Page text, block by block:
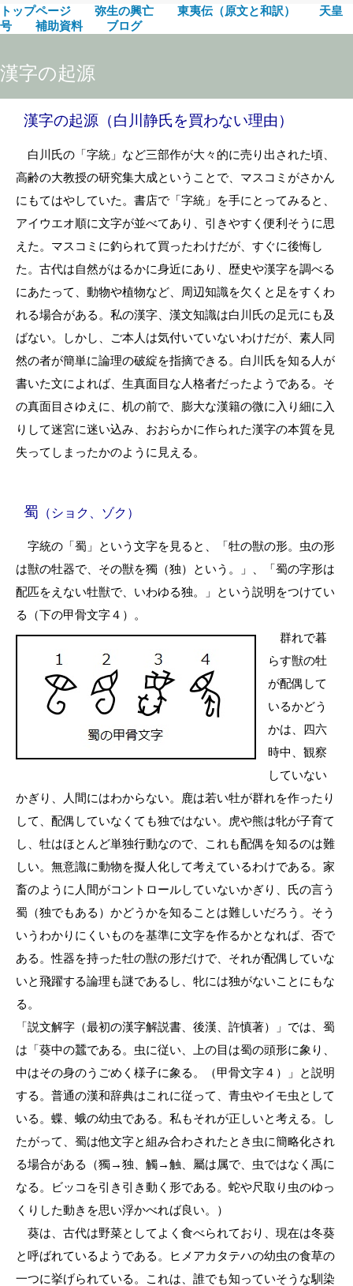
トップページ 弥生の興亡 東夷伝（原文と和訳）
天皇
号
補助資料 ブログ
漢字の起源
漢字の起源（白川静氏を買わない理由）
白川氏の「字統」など三部作が大々的に売り出された頃、
高齢の大教授の研究集大成ということで、マスコミがさかん
にもてはやしていた。書店で「字統」を手にとってみると、
アイウエオ順に文字が並べてあり、引きやすく便利そうに思
えた。マスコミに釣られて買ったわけだが、すぐに後悔し
た。古代は自然がはるかに身近にあり、歴史や漢字を調べる
にあたって、動物や植物など、周辺知識を欠くと足をすくわ
れる場合がある。私の漢字、漢文知識は白川氏の足元にも及
ばない。しかし、ご本人は気付いていないわけだが、素人同
然の者が簡単に論理の破綻を指摘できる。白川氏を知る人が
書いた文によれば、生真面目な人格者だったようである。そ
の真面目さゆえに、机の前で、膨大な漢籍の微に入り細に入
りして迷宮に迷い込み、おおらかに作られた漢字の本質を見
失ってしまったかのように見える。
蜀 （ショク、ゾク）
字統の「蜀」という文字を見ると、「牡の獣の形。虫の形
は獣の牡器で、その獣を獨（独）という。」、「蜀の字形は
配匹をえない牡獣で、いわゆる独。」という説明をつけてい
る（下の甲骨文字４）。
群れで暮
らす獣の牡
が配偶して
いるかどう
かは、四六
時中、観察
していない
かぎり、人間にはわからない。鹿は若い牡が群れを作ったり
して、配偶していなくても独ではない。虎や熊は牝が子育て
し、牡はほとんど単独行動なので、これも配偶を知るのは難
しい。無意識に動物を擬人化して考えているわけである。家
畜のように人間がコントロールしていないかぎり、氏の言う
蜀（独でもある）かどうかを知ることは難しいだろう。そう
いうわかりにくいものを基準に文字を作るかとなれば、否で
ある。性器を持った牡の獣の形だけで、それが配偶していな
いと飛躍する論理も謎であるし、牝には独がないことにもな
る。
「説文解字（最初の漢字解説書、後漢、許慎著）」では、蜀
は「葵中の蠶である。虫に従い、上の目は蜀の頭形に象り、
中はその身のうごめく様子に象る。（甲骨文字４）」と説明
する。普通の漢和辞典はこれに従って、青虫やイモ虫として
いる。蝶、蛾の幼虫である。私もそれが正しいと考える。し
たがって、蜀は他文字と組み合わされたとき虫に簡略化され
る場合がある（獨→独、觸→触、屬は属で、虫ではなく禹に
なる。ビッコを引き引き動く形である。蛇や尺取り虫のゆっ
くりした動きを思い浮かべれば良い。）
葵は、古代は野菜としてよく食べられており、現在は冬葵
と呼ばれているようである。ヒメアカタテハの幼虫の食草の
一つに挙げられている。これは、誰でも知っていそうな馴染